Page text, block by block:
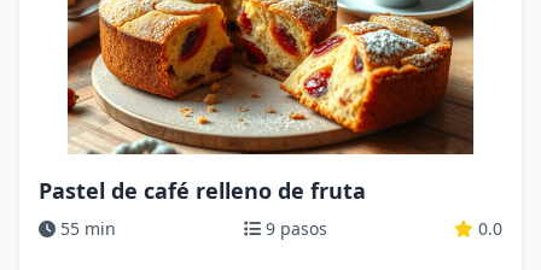
Pastel de café relleno de fruta
55 min 9 pasos 0.0